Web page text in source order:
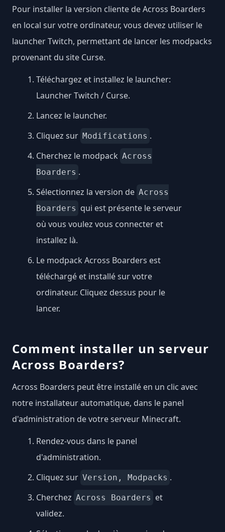
Pour installer la version cliente de Across Boarders
en local sur votre ordinateur, vous devez utiliser le
launcher Twitch, permettant de lancer les modpacks
provenant du site Curse.
Téléchargez et installez le launcher:
Launcher Twitch / Curse.
Lancez le launcher.
Cliquez sur Modifications .
Cherchez le modpack Across
Boarders .
Sélectionnez la version de Across
Boarders qui est présente le serveur
où vous voulez vous connecter et
installez là.
Le modpack Across Boarders est
téléchargé et installé sur votre
ordinateur. Cliquez dessus pour le
lancer.
Comment installer un serveur
Across Boarders?
Across Boarders peut être installé en un clic avec
notre installateur automatique, dans le panel
d'administration de votre serveur Minecraft.
Rendez-vous dans le panel
d'administration.
Cliquez sur Version, Modpacks .
Cherchez Across Boarders et
validez.